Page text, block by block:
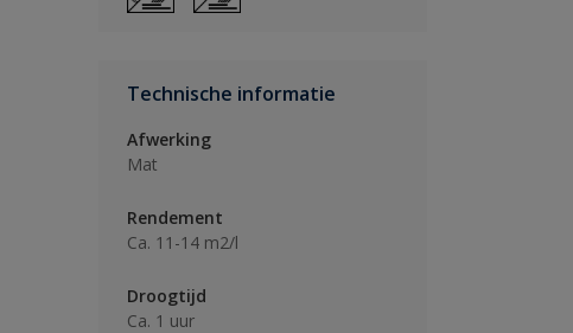
Technische informatie
Afwerking
Mat
Rendement
Ca. 11-14 m2/l
Droogtijd
Ca. 1 uur